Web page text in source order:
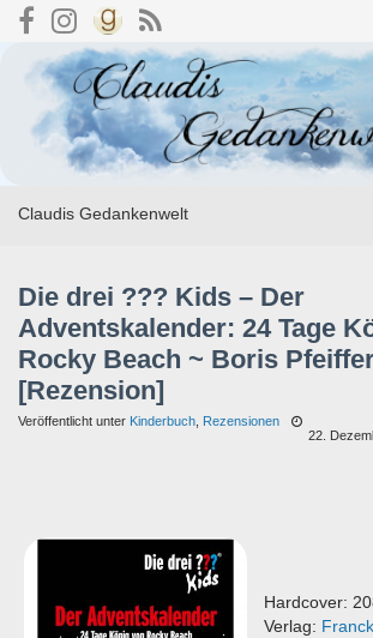
Search for:
Claudis Gedankenwelt
Die drei ??? Kids – Der
Adventskalender: 24 Tage
Rocky Beach ~ Boris
[Rezension]
Veröffentlicht unter Kinderbuch Rezensionen
22.
Hardcover:
Verlag: